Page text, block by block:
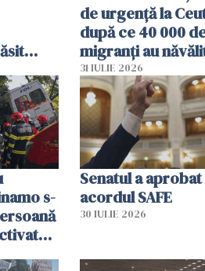
și o
bani
de urgență la
după ce 40 000
migranți au
teritoriul spaniol:
mobiliza toate
resursele"
31 IULIE 2026
s-
Senatul a aprobat
acordul SAFE
30 IULIE 2026